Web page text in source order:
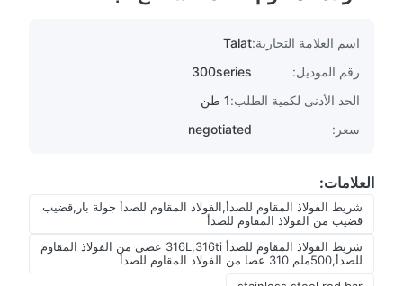
اسم العلامة التجارية:Talat
رقم الموديل:
300series
الحد الأدنى لكمية الطلب:1 طن
negotiated
العلامات:
شريط الفولاذ المقاوم للصدأ,الفولاذ المقاوم للصدأ جولة بار,قضيب
قضيب من الفولاذ المقاوم للصدأ
شريط الفولاذ المقاوم للصدأ 316L,316ti عصى من الفولاذ المقاوم
للصدأ,500ملم 310 عصا من الفولاذ المقاوم للصدأ